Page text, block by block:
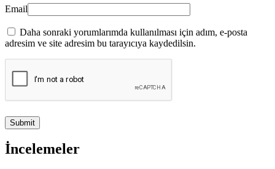
Email
Daha sonraki yorumlarımda kullanılması için adım, e-posta
adresim ve site adresim bu tarayıcıya kaydedilsin.
İncelemeler